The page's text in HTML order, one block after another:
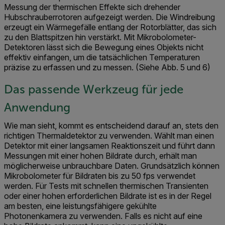
Messung der thermischen Effekte sich drehender
Hubschrauberrotoren aufgezeigt werden. Die Windreibung
erzeugt ein Wärmegefälle entlang der Rotorblätter, das sich
zu den Blattspitzen hin verstärkt. Mit Mikrobolometer-
Detektoren lässt sich die Bewegung eines Objekts nicht
effektiv einfangen, um die tatsächlichen Temperaturen
präzise zu erfassen und zu messen. (Siehe Abb. 5 und 6)
Das passende Werkzeug für jede
Anwendung
Wie man sieht, kommt es entscheidend darauf an, stets den
richtigen Thermaldetektor zu verwenden. Wählt man einen
Detektor mit einer langsamen Reaktionszeit und führt dann
Messungen mit einer hohen Bildrate durch, erhält man
möglicherweise unbrauchbare Daten. Grundsätzlich können
Mikrobolometer für Bildraten bis zu 50 fps verwendet
werden. Für Tests mit schnellen thermischen Transienten
oder einer hohen erforderlichen Bildrate ist es in der Regel
am besten, eine leistungsfähigere gekühlte
Photonenkamera zu verwenden. Falls es nicht auf eine